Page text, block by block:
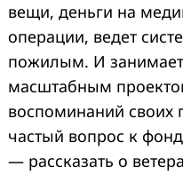
вещи, деньги на
операции, ведет
пожилым. И
масштабным
воспоминаний
частый вопрос к
— рассказать о